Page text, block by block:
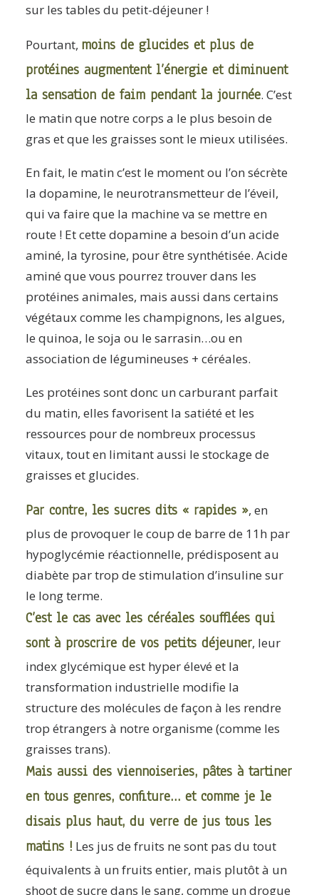
sur les tables du petit-déjeuner !
Pourtant, moins de glucides et plus de
protéines augmentent l’énergie et diminuent
la sensation de faim pendant la journée. C’est
le matin que notre corps a le plus besoin de
gras et que les graisses sont le mieux utilisées.
En fait, le matin c’est le moment ou l’on sécrète
la dopamine, le neurotransmetteur de l’éveil,
qui va faire que la machine va se mettre en
route ! Et cette dopamine a besoin d’un acide
aminé, la tyrosine, pour être synthétisée. Acide
aminé que vous pourrez trouver dans les
protéines animales, mais aussi dans certains
végétaux comme les champignons, les algues,
le quinoa, le soja ou le sarrasin…ou en
association de légumineuses + céréales.
Les protéines sont donc un carburant parfait
du matin, elles favorisent la satiété et les
ressources pour de nombreux processus
vitaux, tout en limitant aussi le stockage de
graisses et glucides.
Par contre, les sucres dits « rapides », en
plus de provoquer le coup de barre de 11h par
hypoglycémie réactionnelle, prédisposent au
diabète par trop de stimulation d’insuline sur
le long terme.
C’est le cas avec les céréales soufflées qui
sont à proscrire de vos petits déjeuner, leur
index glycémique est hyper élevé et la
transformation industrielle modifie la
structure des molécules de façon à les rendre
trop étrangers à notre organisme (comme les
graisses trans).
Mais aussi des viennoiseries, pâtes à tartiner
en tous genres, confiture… et comme je le
disais plus haut, du verre de jus tous les
matins ! Les jus de fruits ne sont pas du tout
équivalents à un fruits entier, mais plutôt à un
shoot de sucre dans le sang, comme un drogue